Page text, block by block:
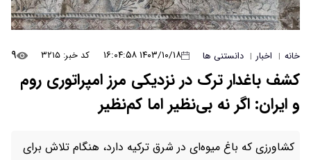
خانه | اخبار | دانستنی ها ۱۴۰۳/۱۰/۱۸ ۱۶:۰۴:۵۸ کد خبر: ۳۲۱۵ ۹
کشف باغدار ترک در نزدیکی مرز امپراتوری روم
و ایران: اگر نه بی‌نظیر اما کم‌نظیر
کشاورزی که باغ میوه‌ای در شرق ترکیه دارد، هنگام تلاش برای